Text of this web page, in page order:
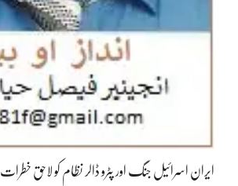
ایران اسرائیل جنگ اور پٹرو ڈالر نظام کو لاحق خطرات